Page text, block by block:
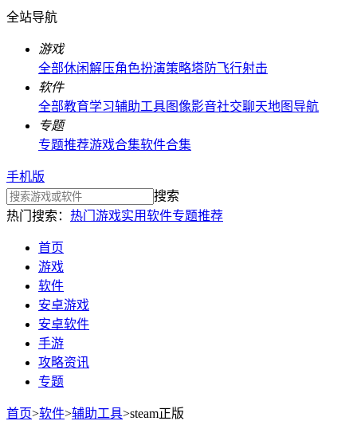
全站导航
游戏
全部休闲解压角色扮演策略塔防飞行射击
软件
全部教育学习辅助工具图像影音社交聊天地图导航
专题
专题推荐游戏合集软件合集
手机版
搜索
热门搜索： 热门游戏实用软件专题推荐
首页
游戏
软件
安卓游戏
安卓软件
手游
攻略资讯
专题
首页>软件>辅助工具>steam正版